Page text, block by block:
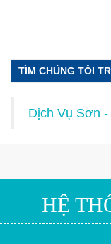
TÌM CHÚNG TÔI
Dịch Vụ Sơn
HỆ